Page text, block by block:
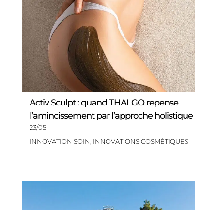
Activ Sculpt : quand THALGO repense
l’amincissement par l’approche holistique
23/05
INNOVATION SOIN INNOVATIONS COSMÉTIQUES